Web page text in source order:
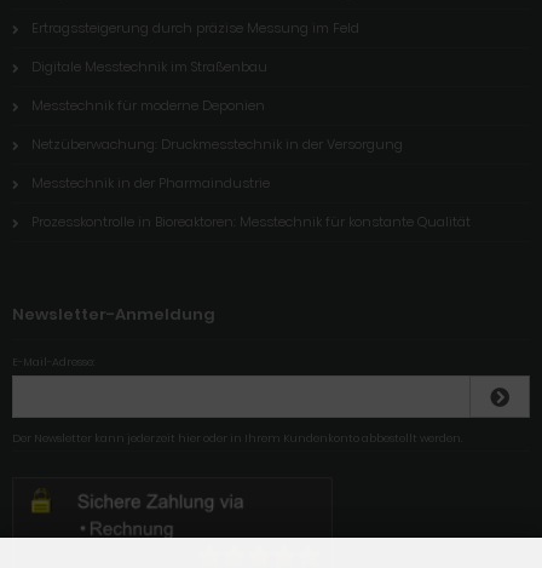
Ertragssteigerung durch präzise Messung im Feld
Digitale Messtechnik im Straßenbau
Messtechnik für moderne Deponien
Netzüberwachung: Druckmesstechnik in der Versorgung
Messtechnik in der Pharmaindustrie
Prozesskontrolle in Bioreaktoren: Messtechnik für konstante Qualität
Newsletter-Anmeldung
E-Mail-Adresse:
Der Newsletter kann jederzeit hier oder in Ihrem Kundenkonto abbestellt werden.